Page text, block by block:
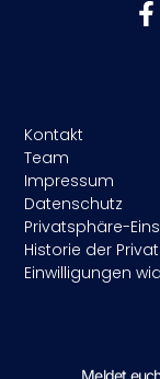
Kontakt
Team
Impressum
Datenschutz
Privatsphäre-
Historie der
Einwilligungen
Meldet